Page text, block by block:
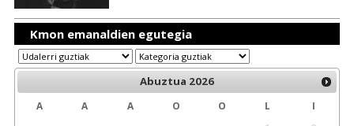
Kmon emanaldien egutegia
Abuztua 2026
A A A O O L
I